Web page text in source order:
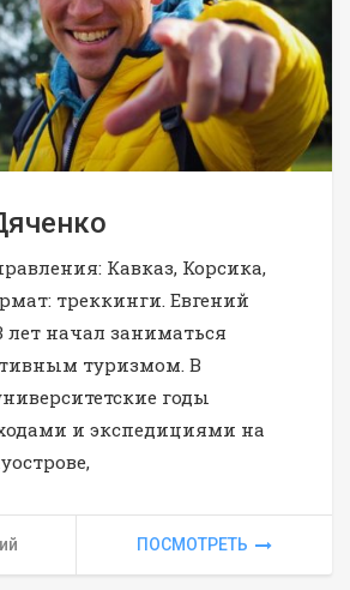
Кавказ, Корсика,
треккинги. Евгений
лет начал заниматься
туризмом. В
годы
и экспедициями на
ПОСМОТРЕТЬ